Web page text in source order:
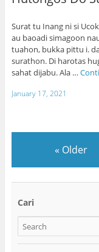
Surat tu Inang ni si
au baoadi simagoon
tuahon, bukka pittu i.
surathon. Di harotas
sahat dijabu. Ala …
January 17, 2021
« Older
Cari